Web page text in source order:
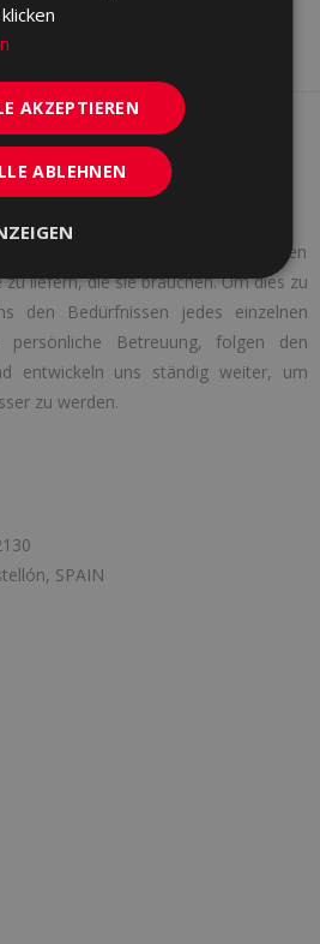
mit einer klaren Idee gegründet: den
liefern, die sie brauchen. Um dies zu
den Bedürfnissen jedes einzelnen
Betreuung, folgen den
entwickeln uns ständig weiter, um
zu werden.
SPAIN
AKZEPTIEREN
ABLEHNEN